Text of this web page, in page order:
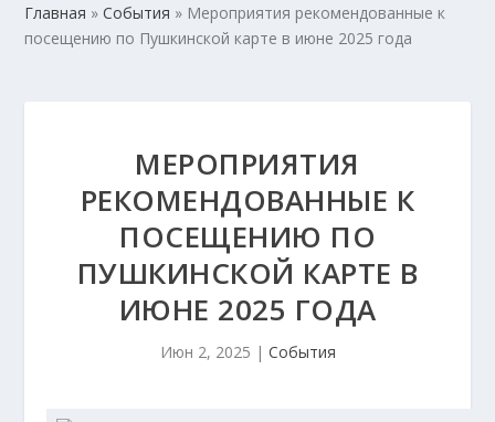
Главная »События » Мероприятия рекомендованные к
посещению по Пушкинской карте в июне 2025 года
МЕРОПРИЯТИЯ
РЕКОМЕНДОВАННЫЕ К
ПОСЕЩЕНИЮ ПО
ПУШКИНСКОЙ КАРТЕ В
ИЮНЕ 2025 ГОДА
Июн 2, 2025 | События